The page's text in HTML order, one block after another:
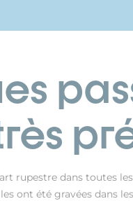
rupestre dans toutes
ont été gravées dans